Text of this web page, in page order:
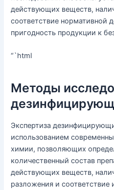
действующих веществ,
соответствие нормативной
пригодность продукции к
“`html
Методы
Экспертиза
использованием
химии, позволяющих
количественный состав
действующих веществ,
разложения и соответствие